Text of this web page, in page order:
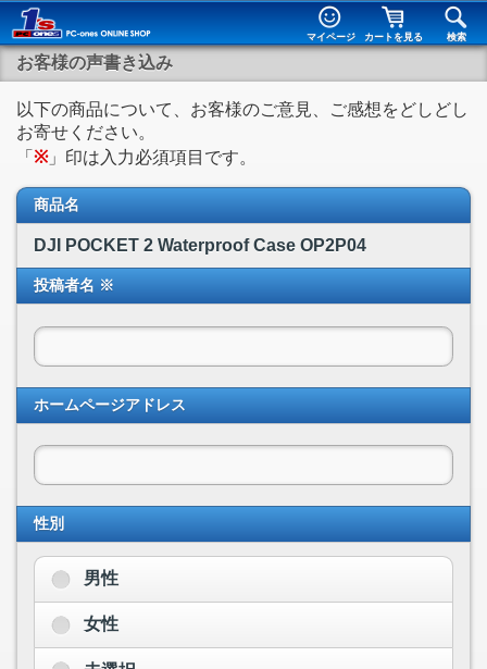
マイページ カートを見る 検索
お客様の声書き込み
以下の商品について、お客様のご意見、ご感想をどしどし
お寄せください。
「 ※」印は入力必須項目です。
商品名
DJI POCKET 2 Waterproof Case OP2P04
投稿者名 ※
ホームページアドレス
性別
男性
女性